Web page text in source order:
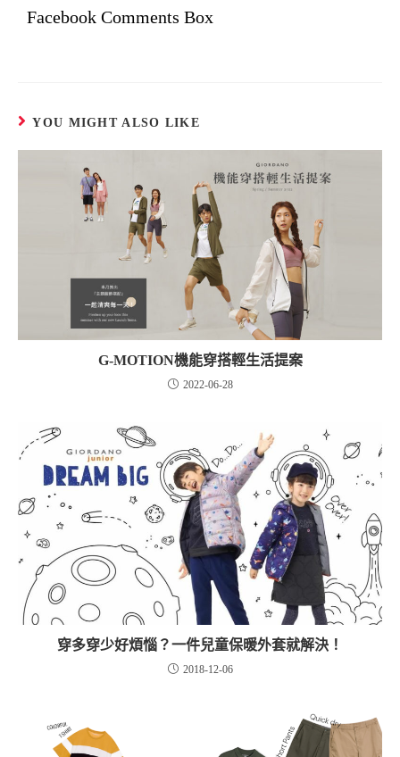
Facebook Comments Box
YOU MIGHT ALSO LIKE
G-MOTION機能穿搭輕生活提案
2022-06-28
穿多穿少好煩惱？一件兒童保暖外套就解決！
2018-12-06